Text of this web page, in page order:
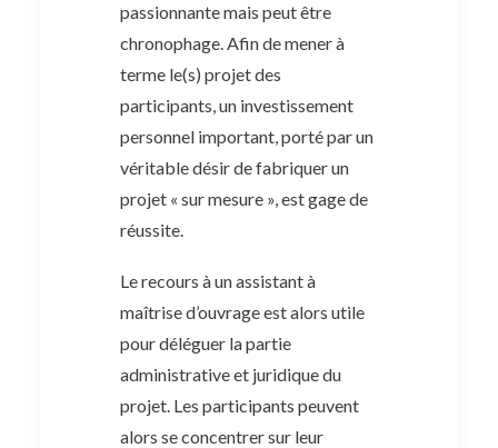
passionnante mais peut être
chronophage. Afin de mener à
terme le(s) projet des
participants, un investissement
personnel important, porté par un
véritable désir de fabriquer un
projet « sur mesure », est gage de
réussite.
Le recours à un assistant à
maîtrise d’ouvrage est alors utile
pour déléguer la partie
administrative et juridique du
projet. Les participants peuvent
alors se concentrer sur leur